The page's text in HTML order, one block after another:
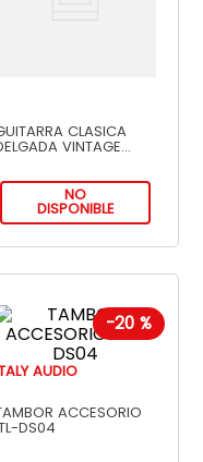
CLASICA
VINTAGE
PC13TCEQ450VS
NO
DISPONIBLE
-20 %
AUDIO
ACCESORIO
DS04